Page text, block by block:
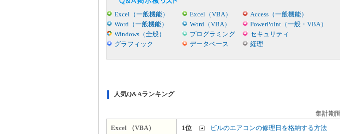
Excel（一般機能） Excel（VBA） Access（一般機能）
Word（一般機能）
Word（VBA） PowerPoint（一般・VBA）
Windows（全般）
プログラミング セキュリティ
グラフィック
データベース 経理
人気Q&Aランキング
集計期
Excel （VBA）
1位 ビルのエアコンの修理日を格納する方法